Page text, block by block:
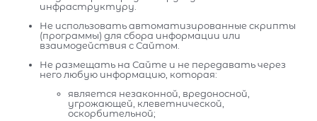
инфраструктуру.
Не использовать автоматизированные скрипты
(программы) для сбора информации или
взаимодействия с Сайтом.
Не размещать на Сайте и не передавать через
него любую информацию, которая:
является незаконной, вредоносной,
угрожающей, клеветнической,
оскорбительной;